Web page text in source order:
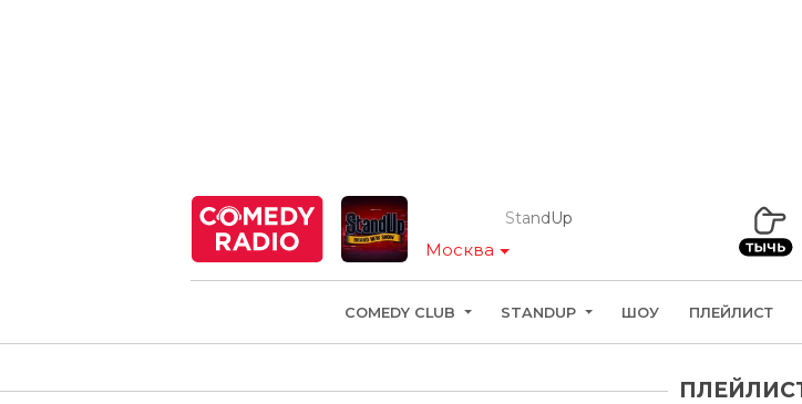
Москва
StandUp
COMEDY CLUB STANDUP ШОУ ПЛЕЙЛИСТ